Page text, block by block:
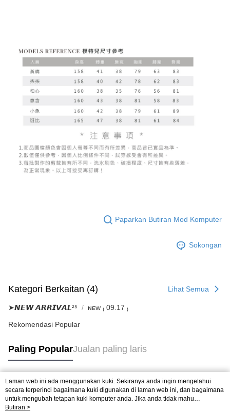
Paparkan Butiran Mod Komputer
Sokongan
Kategori Berkaitan (4) Lihat Semua
➤𝙉𝙀𝙒 𝘼𝙍𝙍𝙄𝙑𝘼𝙇²⁵ ɴᴇᴡ ₍ 09.17 ₎
Rekomendasi Popular
Paling PopularJualan paling laris
Tag Popular
Laman web ini ada menggunakan kuki. Sekiranya anda ingin mengetahui
secara terperinci bagaimana kuki digunakan di laman web ini, dan bagaimana
untuk mengubah tetapan kuki komputer anda. Jika anda tidak mahu
menggunakan kuki di komputer anda, sila rujuk penerangan mengenai kuki.
Butiran >